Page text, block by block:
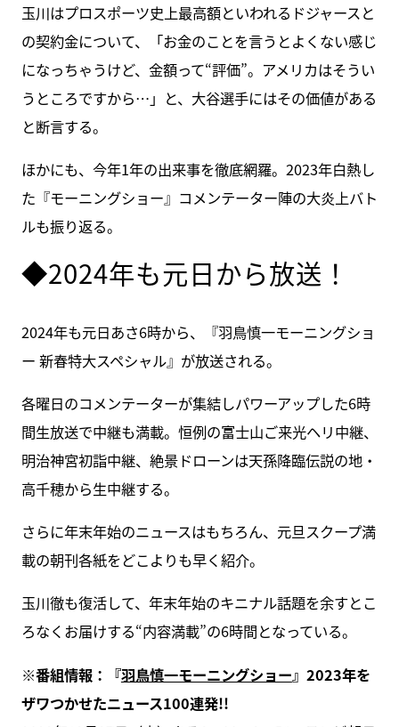
玉川はプロスポーツ史上最高額といわれるドジャースと
の契約金について、「お金のことを言うとよくない感じ
になっちゃうけど、金額って“評価”。アメリカはそうい
うところですから…」と、大谷選手にはその価値がある
と断言する。
ほかにも、今年1年の出来事を徹底網羅。2023年白熱し
た『モーニングショー』コメンテーター陣の大炎上バト
ルも振り返る。
◆2024年も元日から放送！
2024年も元日あさ6時から、『羽鳥慎一モーニングショ
ー 新春特大スペシャル』が放送される。
各曜日のコメンテーターが集結しパワーアップした6時
間生放送で中継も満載。恒例の富士山ご来光ヘリ中継、
明治神宮初詣中継、絶景ドローンは天孫降臨伝説の地・
高千穂から生中継する。
さらに年末年始のニュースはもちろん、元旦スクープ満
載の朝刊各紙をどこよりも早く紹介。
玉川徹も復活して、年末年始のキニナル話題を余すとこ
ろなくお届けする“内容満載”の6時間となっている。
※番組情報：『羽鳥慎一モーニングショー』2023年を
ザワつかせたニュース100連発!!